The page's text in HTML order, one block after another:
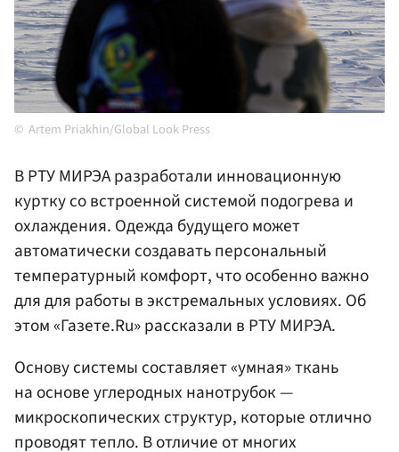
Artem Priakhin/Global Look Press
В РТУ МИРЭА разработали инновационную
куртку со встроенной системой подогрева и
охлаждения. Одежда будущего может
автоматически создавать персональный
температурный комфорт, что особенно важно
для для работы в экстремальных условиях. Об
этом «Газете.Ru» рассказали в РТУ МИРЭА.
Основу системы составляет «умная» ткань
на основе углеродных нанотрубок —
микроскопических структур, которые отлично
проводят тепло. В отличие от многих